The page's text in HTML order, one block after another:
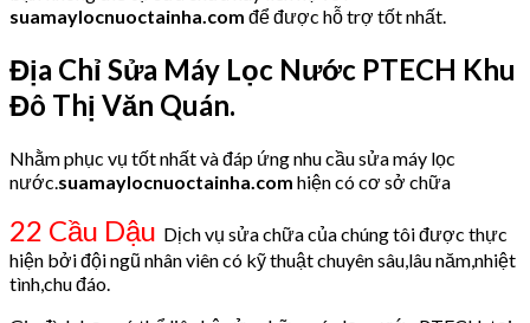
suamaylocnuoctainha.com để được hỗ trợ tốt nhất.
Địa Chỉ Sửa Máy Lọc Nước PTECH Khu
Đô Thị Văn Quán.
Nhằm phục vụ tốt nhất và đáp ứng nhu cầu sửa máy lọc
nước. suamaylocnuoctainha.com hiện có cơ sở chữa
22 Cầu Dậu Dịch vụ sửa chữa của chúng tôi được thực
hiện bởi đội ngũ nhân viên có kỹ thuật chuyên sâu,lâu năm,nhiệt
tình,chu đáo.